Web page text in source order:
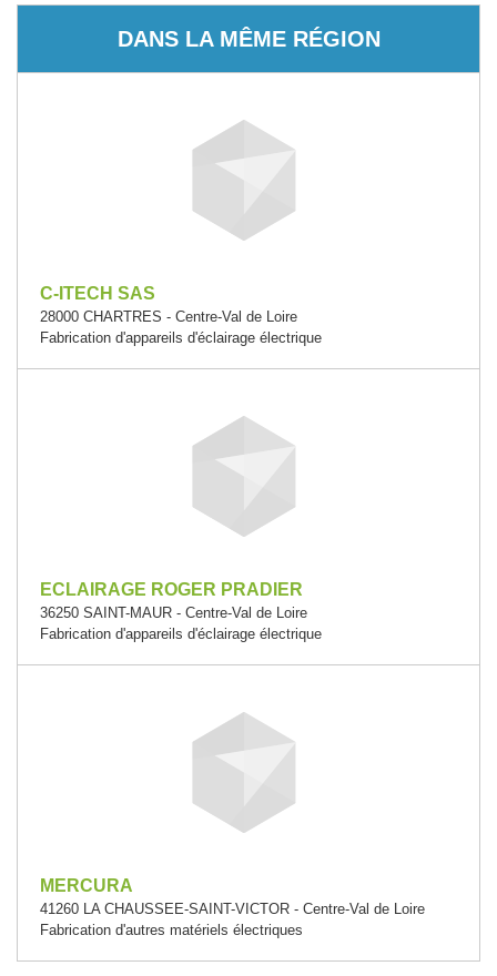
DANS LA MÊME RÉGION
C-ITECH SAS
28000 CHARTRES - Centre-Val de Loire
Fabrication d'appareils d'éclairage électrique
ECLAIRAGE ROGER PRADIER
36250 SAINT-MAUR - Centre-Val de Loire
Fabrication d'appareils d'éclairage électrique
MERCURA
41260 LA CHAUSSEE-SAINT-VICTOR - Centre-Val de Loire
Fabrication d'autres matériels électriques